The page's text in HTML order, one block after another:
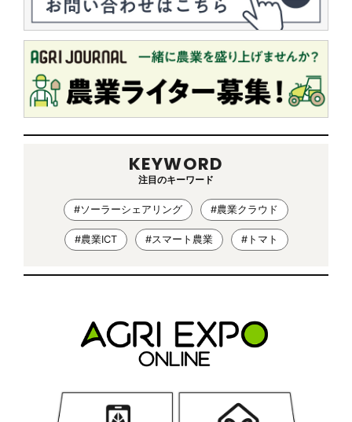
KEYWORD
注目のキーワード
#ソーラーシェアリング #農業クラウド
#農業ICT #スマート農業 #トマト